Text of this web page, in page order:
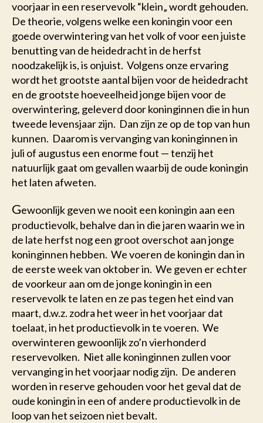
voorjaar in een reservevolk “klein„ wordt gehouden.
De theorie, volgens welke een koningin voor een
goede overwintering van het volk of voor een juiste
benutting van de heidedracht in de herfst
noodzakelijk is, is onjuist. Volgens onze ervaring
wordt het grootste aantal bijen voor de heidedracht
en de grootste hoeveelheid jonge bijen voor de
overwintering, geleverd door koninginnen die in hun
tweede levensjaar zijn. Dan zijn ze op de top van hun
kunnen. Daarom is vervanging van koninginnen in
juli of augustus een enorme fout — tenzij het
natuurlijk gaat om gevallen waarbij de oude koningin
het laten afweten.
Gewoonlijk geven we nooit een koningin aan een
productievolk, behalve dan in die jaren waarin we in
de late herfst nog een groot overschot aan jonge
koninginnen hebben. We voeren de koningin dan in
de eerste week van oktober in. We geven er echter
de voorkeur aan om de jonge koningin in een
reservevolk te laten en ze pas tegen het eind van
maart, d.w.z. zodra het weer in het voorjaar dat
toelaat, in het productievolk in te voeren. We
overwinteren gewoonlijk zo’n vierhonderd
reservevolken. Niet alle koninginnen zullen voor
vervanging in het voorjaar nodig zijn. De anderen
worden in reserve gehouden voor het geval dat de
oude koningin in een of andere productievolk in de
loop van het seizoen niet bevalt.